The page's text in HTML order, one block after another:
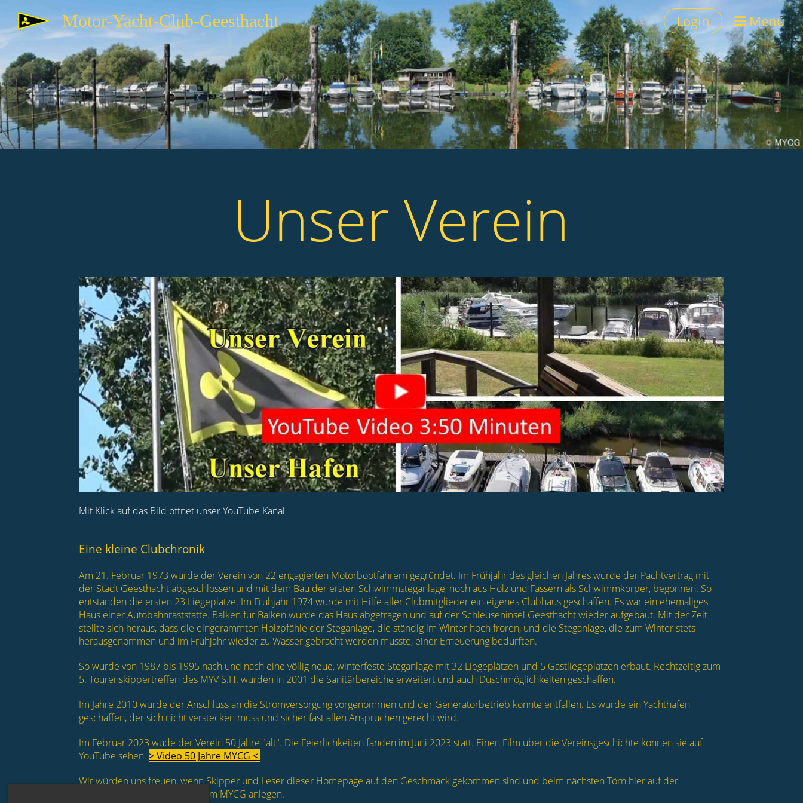
Motor-Yacht-Club-Geesthacht Login Menü
Unser Verein
Mit Klick auf das Bild öffnet unser YouTube Kanal
Eine kleine Clubchronik
Am 21. Februar 1973 wurde der Verein von 22 engagierten Motorbootfahrern gegründet. Im Frühjahr des gleichen Jahres wurde der Pachtvertrag mit
der Stadt Geesthacht abgeschlossen und mit dem Bau der ersten Schwimmsteganlage, noch aus Holz und Fässern als Schwimmkörper, begonnen. So
entstanden die ersten 23 Liegeplätze. Im Frühjahr 1974 wurde mit Hilfe aller Clubmitglieder ein eigenes Clubhaus geschaffen. Es war ein ehemaliges
Haus einer Autobahnraststätte. Balken für Balken wurde das Haus abgetragen und auf der Schleuseninsel Geesthacht wieder aufgebaut. Mit der Zeit
stellte sich heraus, dass die eingerammten Holzpfähle der Steganlage, die ständig im Winter hoch froren, und die Steganlage, die zum Winter stets
herausgenommen und im Frühjahr wieder zu Wasser gebracht werden musste, einer Erneuerung bedurften.
So wurde von 1987 bis 1995 nach und nach eine völlig neue, winterfeste Steganlage mit 32 Liegeplätzen und 5 Gastliegeplätzen erbaut. Rechtzeitig zum
5. Tourenskippertreffen des MYV S.H. wurden in 2001 die Sanitärbereiche erweitert und auch Duschmöglichkeiten geschaffen.
Im Jahre 2010 wurde der Anschluss an die Stromversorgung vorgenommen und der Generatorbetrieb konnte entfallen. Es wurde ein Yachthafen
geschaffen, der sich nicht verstecken muss und sicher fast allen Ansprüchen gerecht wird.
Im Februar 2023 wude der Verein 50 Jahre "alt". Die Feierlichkeiten fanden im Juni 2023 statt. Einen Film über die Vereinsgeschichte können sie auf
YouTube sehen. > Video 50 Jahre MYCG <
Wirwürden uns freuen, wenn Skipper und Leser dieser Homepage auf den Geschmack gekommen sind und beim nächsten Törn hier auf der
Schleuseninsel Geesthacht beim MYCG anlegen.